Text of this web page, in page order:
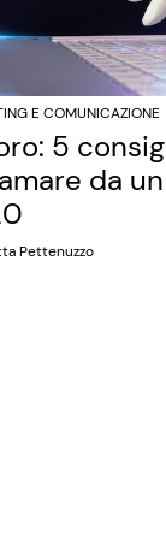
E COMUNICAZIONE
5
da
Pettenuzzo